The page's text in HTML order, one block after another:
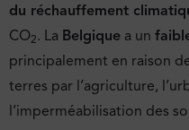
du réchauffement
CO2. La Belgique a un
principalement en raison
terres par l’agriculture,
l’imperméabilisation des